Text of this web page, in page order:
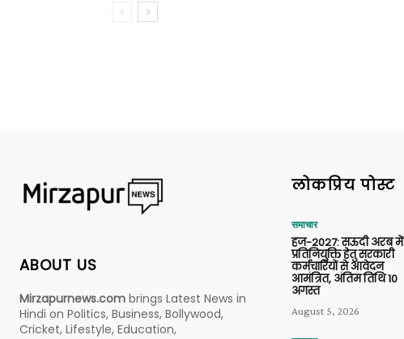
ABOUT US
Mirzapurnews.com brings Latest News in
Hindi on Politics, Business, Bollywood,
Cricket, Lifestyle, Education,
लोकप्रिय पोस्ट
समाचार
हज-2027: सऊदी अरब में
प्रतिनियुक्ति हेतु सरकारी
कर्मचारियों से आवेदन
आमंत्रित, अंतिम तिथि 10
अगस्त
August 5, 2026